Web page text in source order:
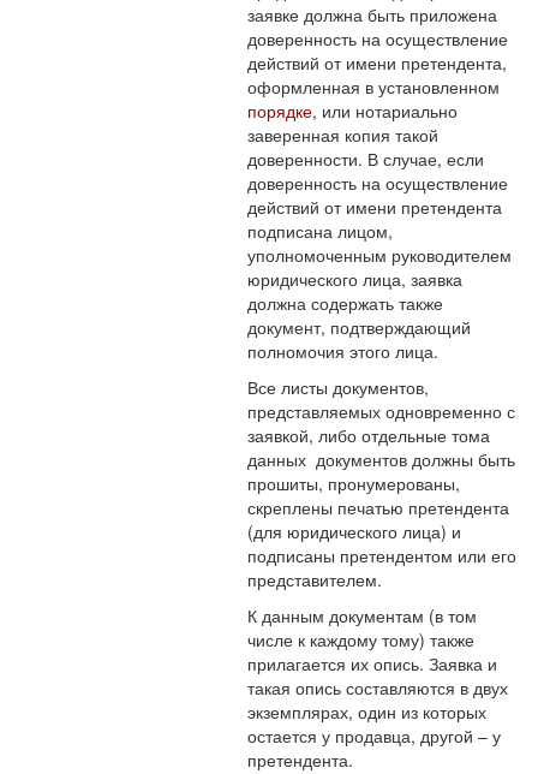
заявке должна быть приложена
доверенность на осуществление
действий от имени претендента,
оформленная в установленном
порядке, или нотариально
заверенная копия такой
доверенности. В случае, если
доверенность на осуществление
действий от имени претендента
подписана лицом,
уполномоченным руководителем
юридического лица, заявка
должна содержать также
документ, подтверждающий
полномочия этого лица.
Все листы документов,
представляемых одновременно с
заявкой, либо отдельные тома
данных документов должны быть
прошиты, пронумерованы,
скреплены печатью претендента
(для юридического лица) и
подписаны претендентом или его
представителем.
К данным документам (в том
числе к каждому тому) также
прилагается их опись. Заявка и
такая опись составляются в двух
экземплярах, один из которых
остается у продавца, другой – у
претендента.